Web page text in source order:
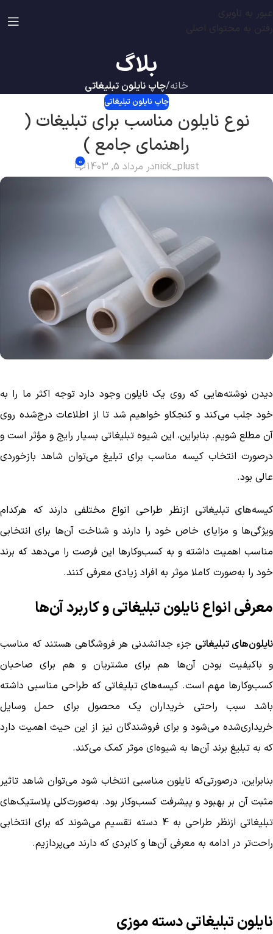
عبور به ناوبری
رفتن به محتوای اصلی
بلاگ
خانه/چاپ نایلون تبلیغاتی
چاپ نایلون تبلیغاتی
نوع نایلون مناسب برای تبلیغات (
راهنمای جامع )
nick_plustدر مرداد 5, 1403 0
دیدن نوشته‌هایی که روی یک نایلون وجود دارد توجه اکثر ما را به
خود جلب می‌کند و کنجکاو خواهیم شد تا از اطلاعات درج‌شده روی
آن مطلع شویم‌. بنابراین، این شیوه تبلیغاتی بسیار رایج و مؤثر است و
درصورت انتخاب کیسه مناسب برای تبلیغ می‌توان شاهد بازخوردی
عالی بود.
کیسه‌های تبلیغاتی ازنظر طراحی انواع مختلفی دارند که هرکدام
ویژگی‌ها و مزایای خاص خود را دارند و شناخت آن‌ها برای انتخابی
مناسب اهمیت داشته و به کسب‌و‌کار‌ها این فرصت را می‌دهد که برند
خود را به‌صورت کاملا موثر به افراد زیادی معرفی کنند.
معرفی انواع نایلون تبلیغاتی و کاربرد آن‌ها
نایلون‌های تبلیغاتی جزء جدانشدنی هر فروشگاهی هستند که مناسب
و باکیفیت بودن آن‌ها هم برای مشتریان و هم برای صاحبان
کسب‌وکارها مهم است. کیسه‌های تبلیغاتی که طراحی مناسبی داشته
باشد سبب راحتی خریداران یک محصول برای حمل وسایل
خریداری‌شده می‌شود و برای فروشندگان نیز از این حیث اهمیت دارد
که به تبلیغ برند آن‌ها به شیوه‌ای موثر کمک می‌کند.
بنابراین، درصورتی‌که نایلون مناسبی انتخاب شود می‌توان شاهد تاثیر
مثبت آن بر بهبود و پیشرفت کسب‌و‌کار‌ بود. به‌صورت‌کلی پلاستیک‌های
تبلیغاتی ازنظر طراحی به 4 دسته تقسیم می‌شوند که برای انتخابی
راحت‌تر در ادامه به معرفی آن‌ها و کابردی که دارند می‌پردازیم.
نایلون تبلیغاتی دسته موزی